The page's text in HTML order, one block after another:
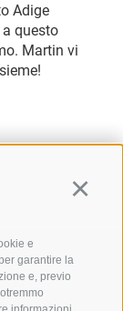
e
garantire la
e, previo
Adige
questo
Martin vi